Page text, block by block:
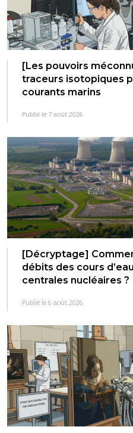
[Les pouvoirs
traceurs isotopiques
courants marins
Publié le 7 août 2026
[Décryptage]
débits des cours
centrales nucléaires ?
Publié le 6 août 2026